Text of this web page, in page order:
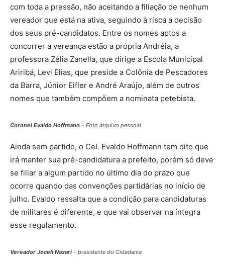
com toda a pressão, não aceitando a filiação de nenhum
vereador que está na ativa, seguindo à risca a decisão
dos seus pré-candidatos. Entre os nomes aptos a
concorrer a vereança estão a própria Andréia, a
professora Zélia Zanella, que dirige a Escola Municipal
Ariribá, Levi Elias, que preside a Colônia de Pescadores
da Barra, Júnior Eifler e André Araújo, além de outros
nomes que também compõem a nominata petebista.
Coronel Evaldo Hoffmann – Foto arquivo pessoal
Ainda sem partido, o Cel. Evaldo Hoffmann tem dito que
irá manter sua pré-candidatura a prefeito, porém só deve
se filiar a algum partido no último dia do prazo que
ocorre quando das convenções partidárias no início de
julho. Evaldo ressalta que a condição para candidaturas
de militares é diferente, e que vai observar na íntegra
esse regulamento.
Vereador Joceli Nazari – presidente do Cidadania